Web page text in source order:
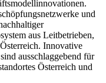
und
aus Leitbetrieben,
Innovative
ausschlaggebend für
Österreich und